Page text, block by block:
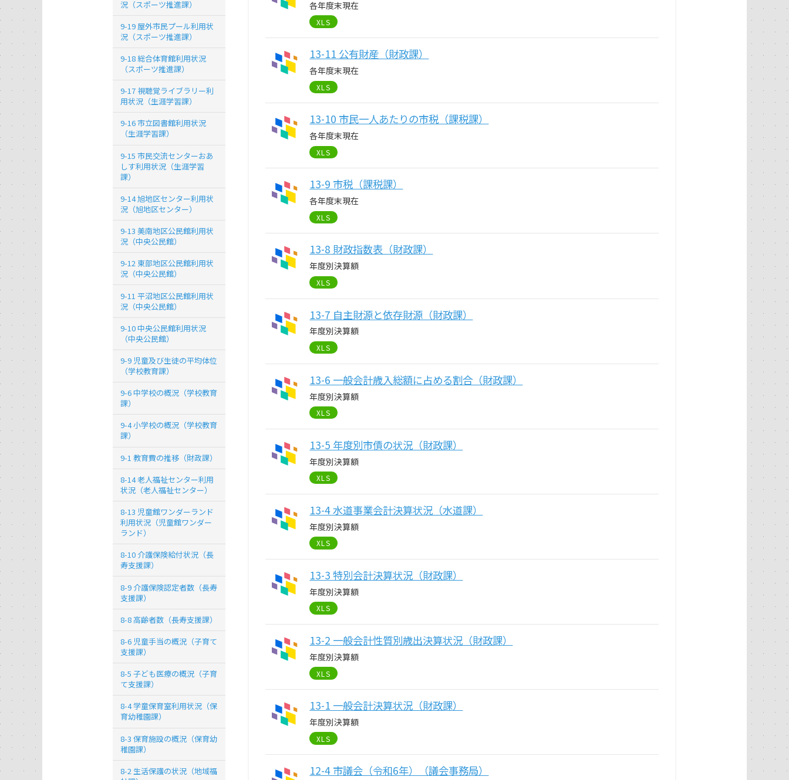
各年度末現在
XLS
13-11 公有財産（財政課）
各年度末現在
XLS
13-10 市民一人あたりの市税（課税課）
各年度末現在
XLS
13-9 市税（課税課）
各年度末現在
XLS
13-8 財政指数表（財政課）
年度別決算額
XLS
13-7 自主財源と依存財源（財政課）
年度別決算額
XLS
13-6 一般会計歳入総額に占める割合（財政課）
年度別決算額
XLS
13-5 年度別市債の状況（財政課）
年度別決算額
XLS
13-4 水道事業会計決算状況（水道課）
年度別決算額
XLS
13-3 特別会計決算状況（財政課）
年度別決算額
XLS
13-2 一般会計性質別歳出決算状況（財政課）
年度別決算額
XLS
13-1 一般会計決算状況（財政課）
年度別決算額
XLS
12-4 市議会（令和6年）（議会事務局）
況（スポーツ推進課）
9-19 屋外市民プール利用状
況（スポーツ推進課）
9-18 総合体育館利用状況
（スポーツ推進課）
9-17 視聴覚ライブラリー利
用状況（生涯学習課）
9-16 市立図書館利用状況
（生涯学習課）
9-15 市民交流センターおあ
しす利用状況（生涯学習
課）
9-14 旭地区センター利用状
況（旭地区センター）
9-13 美南地区公民館利用状
況（中央公民館）
9-12 東部地区公民館利用状
況（中央公民館）
9-11 平沼地区公民館利用状
況（中央公民館）
9-10 中央公民館利用状況
（中央公民館）
9-9 児童及び生徒の平均体位
（学校教育課）
9-6 中学校の概況（学校教育
課）
9-4 小学校の概況（学校教育
課）
9-1 教育費の推移（財政課）
8-14 老人福祉センター利用
状況（老人福祉センター）
8-13 児童館ワンダーランド
利用状況（児童館ワンダー
ランド）
8-10 介護保険給付状況（長
寿支援課）
8-9 介護保険認定者数（長寿
支援課）
8-8 高齢者数（長寿支援課）
8-6 児童手当の概況（子育て
支援課）
8-5 子ども医療の概況（子育
て支援課）
8-4 学童保育室利用状況（保
育幼稚園課）
8-3 保育施設の概況（保育幼
稚園課）
8-2 生活保護の状況（地域福